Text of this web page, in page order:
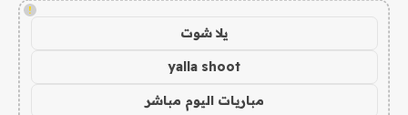
!
يلا شوت
yalla shoot
مباريات اليوم مباشر